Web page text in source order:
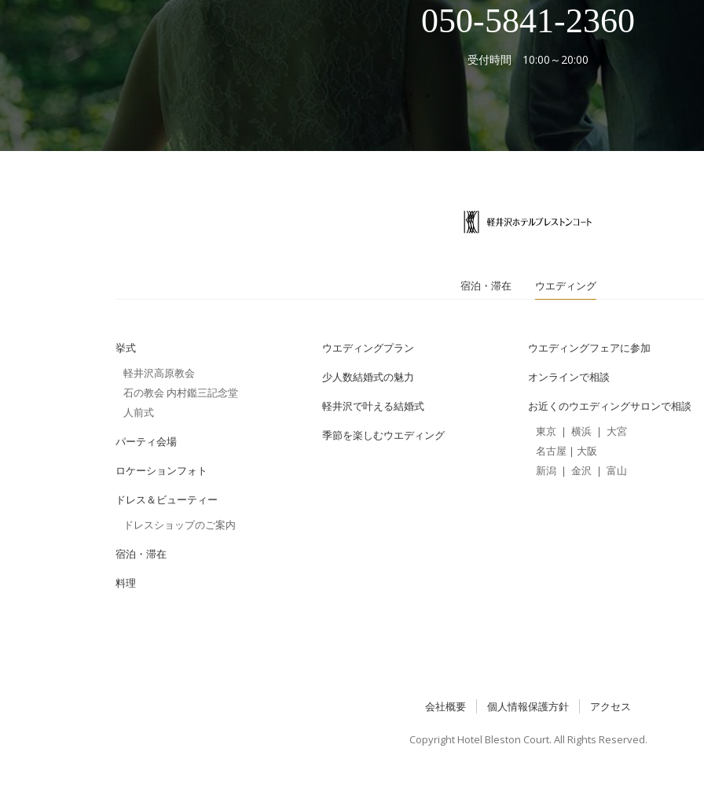
050-5841-2360
受付時間 10:00～20:00
宿泊・滞在 ウエディング
挙式
軽井沢高原教会
石の教会 内村鑑三記念堂
人前式
パーティ会場
ロケーションフォト
ドレス＆ビューティー
ドレスショップのご案内
宿泊・滞在
料理
ウエディングプラン
少人数結婚式の魅力
軽井沢で叶える結婚式
季節を楽しむウエディング
ウエディングフェアに参加
オンラインで相談
お近くのウエディングサロンで相談
東京 ｜ 横浜 ｜ 大宮
名古屋 ｜ 大阪
新潟 ｜ 金沢 ｜ 富山
会社概要 個人情報保護方針 アクセス
Copyright Hotel Bleston Court. All Rights Reserved.